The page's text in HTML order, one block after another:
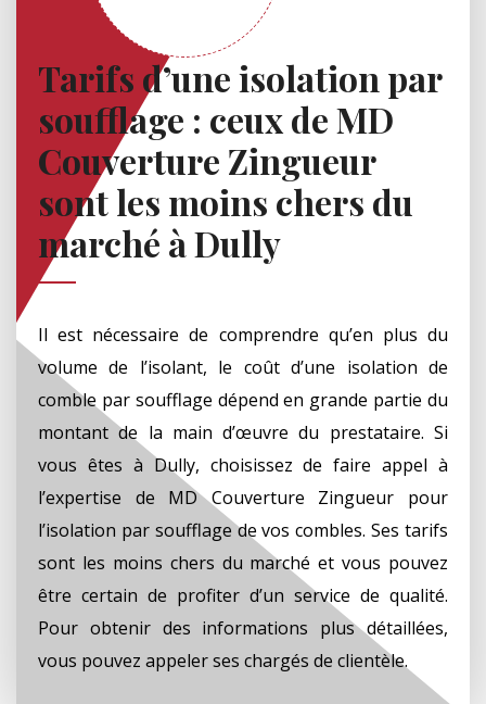
Tarifs d’une isolation par
soufflage : ceux de MD
Couverture Zingueur
sont les moins chers du
marché à Dully
Il est nécessaire de comprendre qu’en plus du
volume de l’isolant, le coût d’une isolation de
comble par soufflage dépend en grande partie du
montant de la main d’œuvre du prestataire. Si
vous êtes à Dully, choisissez de faire appel à
l’expertise de MD Couverture Zingueur pour
l’isolation par soufflage de vos combles. Ses tarifs
sont les moins chers du marché et vous pouvez
être certain de profiter d’un service de qualité.
Pour obtenir des informations plus détaillées,
vous pouvez appeler ses chargés de clientèle.